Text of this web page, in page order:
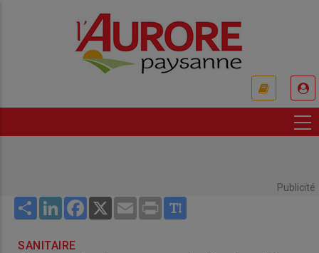
Publicité
Share LinkedInFacebook
X Email Print
SANITAIRE